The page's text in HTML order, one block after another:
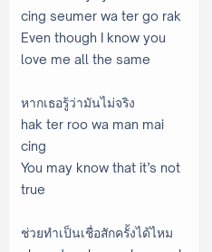
cing seumer wa ter go rak
Even though I know you
love me all the same
หากเธอรู้ว่ามันไม่จริง
hak ter roo wa man mai
cing
You may know that it’s not
true
ช่วยทำเป็นเชื่อสักครั้งได้ไหม